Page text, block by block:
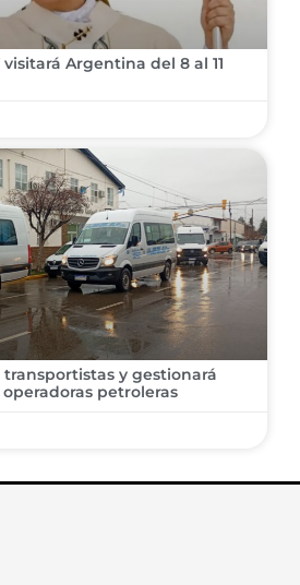
visitará Argentina del 8 al 11
transportistas y gestionará
petroleras